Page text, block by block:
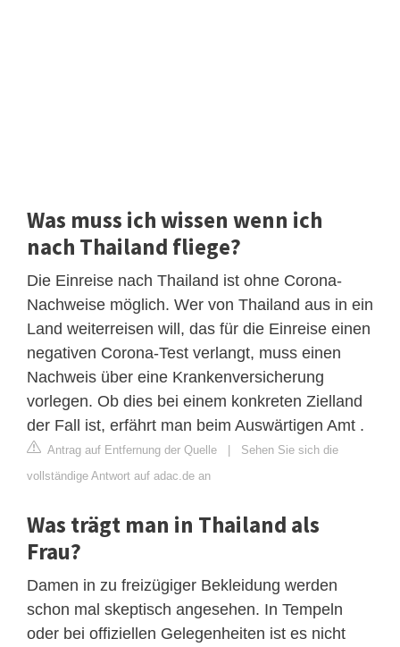
Was muss ich wissen wenn ich
nach Thailand fliege?
Die Einreise nach Thailand ist ohne Corona-
Nachweise möglich. Wer von Thailand aus in ein
Land weiterreisen will, das für die Einreise einen
negativen Corona-Test verlangt, muss einen
Nachweis über eine Krankenversicherung
vorlegen. Ob dies bei einem konkreten Zielland
der Fall ist, erfährt man beim Auswärtigen Amt .
Antrag auf Entfernung der Quelle | Sehen Sie sich die
vollständige Antwort auf adac.de an
Was trägt man in Thailand als
Frau?
Damen in zu freizügiger Bekleidung werden
schon mal skeptisch angesehen. In Tempeln
oder bei offiziellen Gelegenheiten ist es nicht